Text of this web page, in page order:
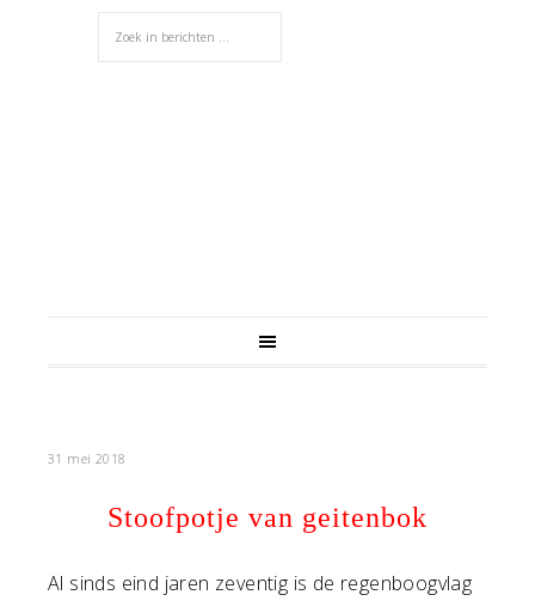
31 mei 2018
Stoofpotje van geitenbok
Al sinds eind jaren zeventig is de regenboogvlag